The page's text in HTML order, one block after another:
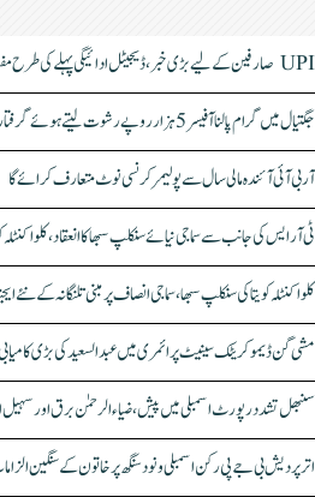
UPI صارفین کے لیے بڑی خبر، ڈیجیٹل ادائیگی پہلے کی طرح مفت رہے گی
جگتیال میں گرام پالنا آفیسر 5 ہزار روپے رشوت لیتے ہوئے گرفتار
آر بی آئی آئندہ مالی سال سے پولیمر کرنسی نوٹ متعارف کرائے گا
ٹی آر ایس کی جانب سے سماجی نیائے سنکلپ سبھا کا انعقاد، کلواکنٹلہ
کلواکنٹلہ کویتا کی سنکلپ سبھا، سماجی انصاف پر مبنی تلنگانہ کے نئے
مشی گن ڈیموکریٹک سینیٹ پرائمری میں عبدالسعید کی بڑی
سنبھل تشدد رپورٹ اسمبلی میں پیش، ضیاء الرحمٰن برق اور سہیل
اتر پردیش بی جے پی رکن اسمبلی ونود سنگھ پر خاتون کے سنگین